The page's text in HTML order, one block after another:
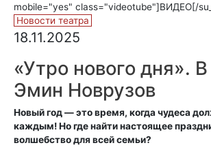
mobile="yes" class="videotube"]ВИДЕО[/
Новости театра
18.11.2025
«Утро нового дня». В
Эмин Новрузов
Новый год — это время, когда чудеса
каждым! Но где найти настоящее
волшебство для всей семьи?